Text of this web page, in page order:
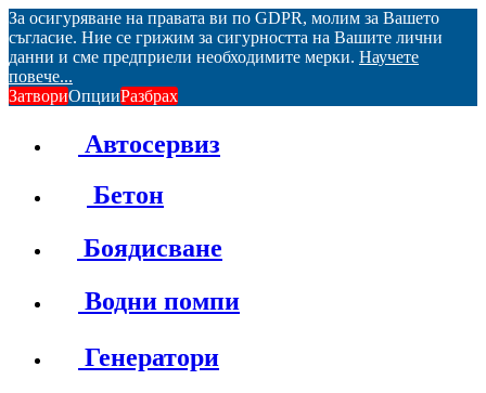
За осигуряване на правата ви по GDPR, молим за Вашето
съгласие. Ние се грижим за сигурността на Вашите лични
данни и сме предприели необходимите мерки. Научете
повече...
ЗатвориОпцииРазбрах
Автосервиз
Бетон
Боядисване
Водни помпи
Генератори